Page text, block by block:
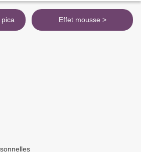
pica Effet mousse >